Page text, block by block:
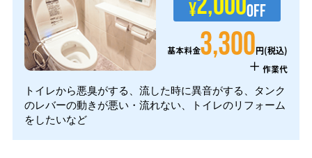
¥2,000OFF
基本料金3,300円(税込)
+ 作業代
トイレから悪臭がする、流した時に異音がする、タンク
のレバーの動きが悪い・流れない、トイレのリフォーム
をしたいなど